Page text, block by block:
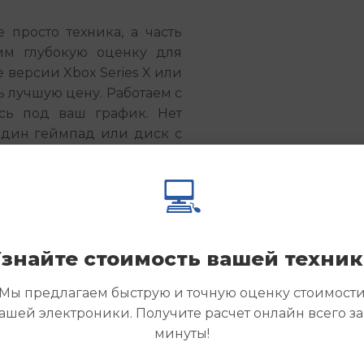
техника, а часть
глубокую оценку для
Xbox Series X или
лучшую цену. Работаем с
под ваш график. Нет
геймпад или диск с
без дела. Заполните
указав модель и
для новых игровых
💻
стоимость вашей
предлагаем быструю и точную оценку
электроники. Получите расчет онлайн всего
минуты!